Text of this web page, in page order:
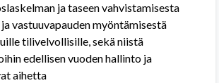
ja taseen vahvistamisesta
vastuuvapauden myöntämisestä
tilivelvollisille, sekä niistä
edellisen vuoden hallinto ja
aihetta